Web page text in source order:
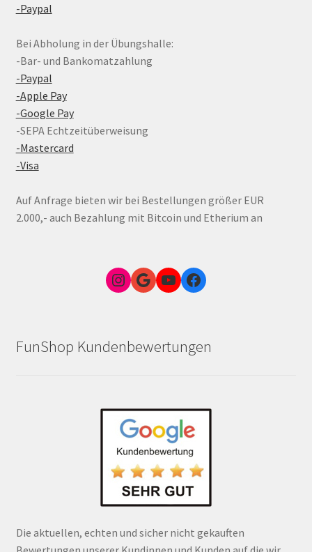
-Paypal
Bei Abholung in der Übungshalle:
-Bar- und Bankomatzahlung
-Paypal
-Apple Pay
-Google Pay
-SEPA Echtzeitüberweisung
-Mastercard
-Visa
Auf Anfrage bieten wir bei Bestellungen größer EUR
2.000,- auch Bezahlung mit Bitcoin und Etherium an
Instagram
Google Link zum FunShop WienYouTubeFacebook
FunShop Kundenbewertungen
Die aktuellen, echten und sicher nicht gekauften